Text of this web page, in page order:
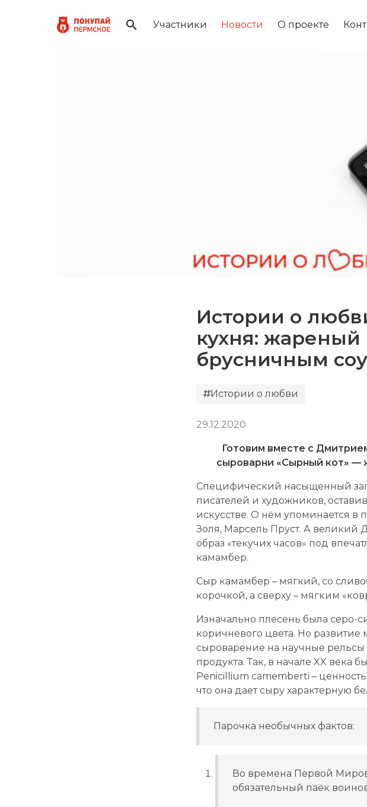
Участники Новости О проекте
Истории о
кухня:
брусничным
Истории о любви
29.12.2020
Готовим вместе с
сыроварни «Сырный кот» —
Специфический насыщенный
писателей и художников,
искусстве. О нём упоминается в
Золя, Марсель Пруст. А великий
образ «текучих часов» под
камамбер.
Сыр камамбер – мягкий, со
корочкой, а сверху – мягким
Изначально плесень была серо-
коричневого цвета. Но
сыроварение на научные рельсы
продукта. Так, в начале XX века
Penicillium camemberti –
что она дает сыру характерную
Парочка необычных фактов:
Во времена Первой
обязательный паёк